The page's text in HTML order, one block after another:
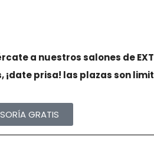
a nuestros salones de
prisa! las plazas son
GRATIS